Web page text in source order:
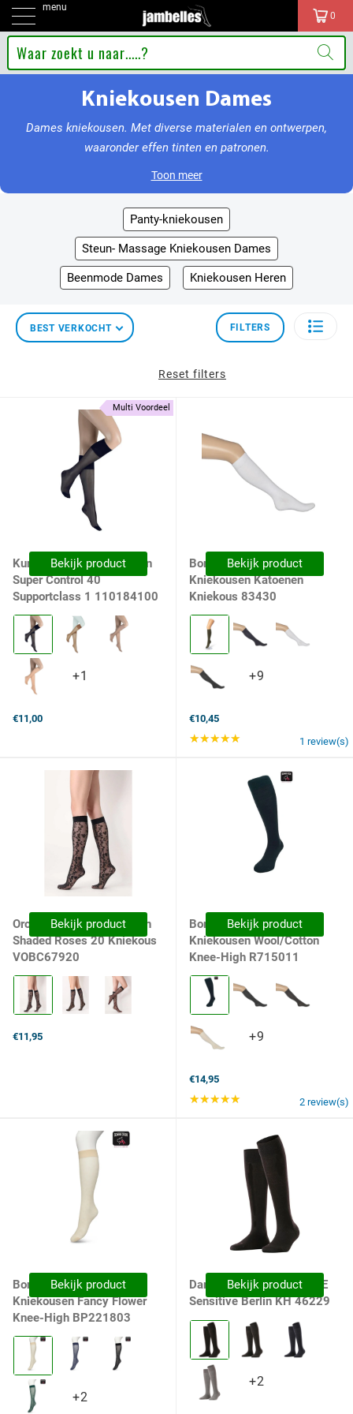
menu
0
Kniekousen Dames
Dames kniekousen. Met diverse materialen en ontwerpen,
waaronder effen tinten en patronen.
Toon meer
Panty-kniekousen
Steun- Massage Kniekousen Dames
Beenmode Dames Kniekousen Heren
BEST VERKOCHT FILTERS
Reset filters
Kunert Dames Kniekousen
Super Control 40
Supportclass 1 110184100
Kleur:
0500
Black
selected
+1
€11,00
Multi Voordeel
Bekijk product
Bonnie Doon Dames
Kniekousen Katoenen
Kniekous 83430
Kleur:
Dark
Olive
Dark
Olive
+9
€10,45
★★★★★ Rating: 5 out of 5
1 review(s)
Bekijk product
Oroblu Dames Kniekousen
Shaded Roses 20 Kniekous
VOBC67920
Kleur:
Black
Black
selected
€11,95
Bekijk product
Bonnie Doon Dames
Kniekousen Wool/Cotton
Knee-High R715011
Kleur:
Dark
Green
Dark
Green
+9
€14,95
★★★★★ Rating: 5 out of 5
2 review(s)
Bekijk product
Bonnie Doon Dames
Kniekousen Fancy Flower
Knee-High BP221803
Kleur:
Ivory
Ivory
selected
+2
Bekijk product
Dames Kniekousen FALKE
Sensitive Berlin KH 46229
Kleur:
Black
selected
+2
Bekijk product